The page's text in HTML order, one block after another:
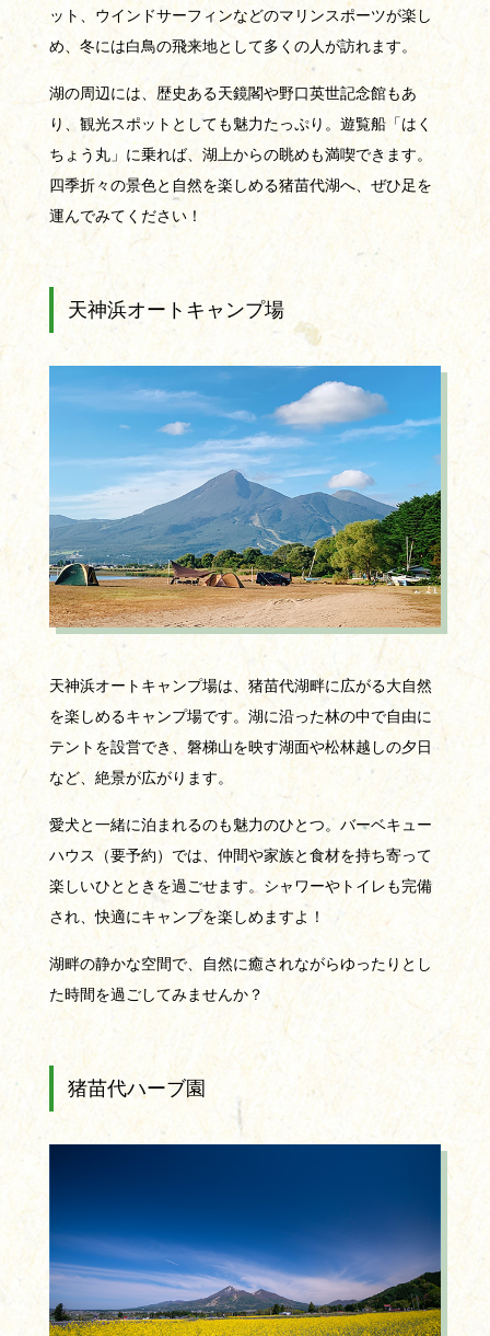
ット、ウインドサーフィンなどのマリンスポーツが楽し
め、冬には白鳥の飛来地として多くの人が訪れます。
湖の周辺には、歴史ある天鏡閣や野口英世記念館もあ
り、観光スポットとしても魅力たっぷり。遊覧船「はく
ちょう丸」に乗れば、湖上からの眺めも満喫できます。
四季折々の景色と自然を楽しめる猪苗代湖へ、ぜひ足を
運んでみてください！
天神浜オートキャンプ場
天神浜オートキャンプ場は、猪苗代湖畔に広がる大自然
を楽しめるキャンプ場です。湖に沿った林の中で自由に
テントを設営でき、磐梯山を映す湖面や松林越しの夕日
など、絶景が広がります。
愛犬と一緒に泊まれるのも魅力のひとつ。バーベキュー
ハウス（要予約）では、仲間や家族と食材を持ち寄って
楽しいひとときを過ごせます。シャワーやトイレも完備
され、快適にキャンプを楽しめますよ！
湖畔の静かな空間で、自然に癒されながらゆったりとし
た時間を過ごしてみませんか？
猪苗代ハーブ園